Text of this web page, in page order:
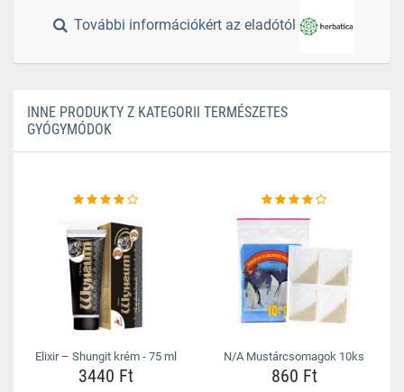
További információkért az eladótól
INNE PRODUKTY Z KATEGORII TERMÉSZETES
GYÓGYMÓDOK
Elixir – Shungit krém - 75 ml
3440 Ft
N/A Mustárcsomagok 10ks
860 Ft